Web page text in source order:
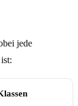
jede